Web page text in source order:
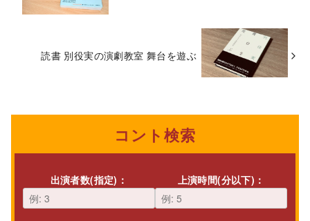
読書 別役実の演劇教室 舞台を遊ぶ
コント検索
出演者数(指定)： 上演時間(分以下)：